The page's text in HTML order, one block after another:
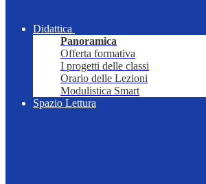
Didattica
Panoramica
Offerta formativa
I progetti delle classi
Orario delle Lezioni
Modulistica Smart
Spazio Lettura